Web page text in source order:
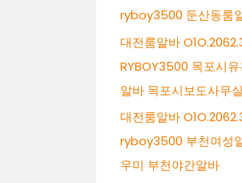
ryboy3500 둔산동룸
대전룸알바
RYBOY3500 목포시
알바 목포시보도사무실
대전룸알바
ryboy3500 부천여성
우미 부천야간알바